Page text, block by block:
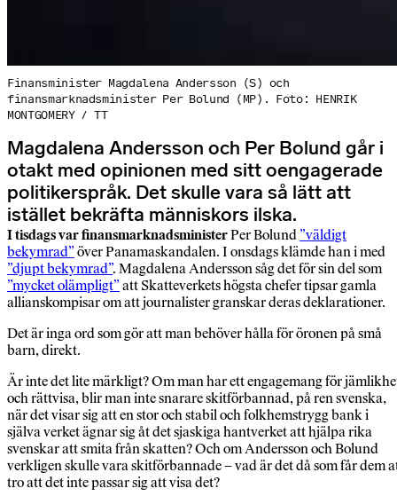
Finansminister Magdalena Andersson (S) och
finansmarknadsminister Per Bolund (MP). Foto: HENRIK
MONTGOMERY / TT
Magdalena Andersson och Per Bolund går i
otakt med opinionen med sitt oengagerade
politikerspråk. Det skulle vara så lätt att
istället bekräfta människors ilska.
I tisdags var finansmarknadsministerPer Bolund ”väldigt
bekymrad” över Panamaskandalen. I onsdags klämde han i med
”djupt bekymrad”. Magdalena Andersson såg det för sin del som
”mycket olämpligt” att Skatteverkets högsta chefer tipsar gamla
allianskompisar om att journalister granskar deras deklarationer.
Det är inga ord som gör att man behöver hålla för öronen på små
barn, direkt.
Är inte det lite märkligt? Om man har ett engagemang för
och rättvisa, blir man inte snarare skitförbannad, på ren svenska,
när det visar sig att en stor och stabil och folkhemstrygg bank i
själva verket ägnar sig åt det sjaskiga hantverket att hjälpa rika
svenskar att smita från skatten? Och om Andersson och Bolund
verkligen skulle vara skitförbannade – vad är det då som får dem
tro att det inte passar sig att visa det?